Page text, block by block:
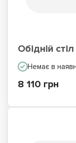
Обідній
Немає в
8 110 грн